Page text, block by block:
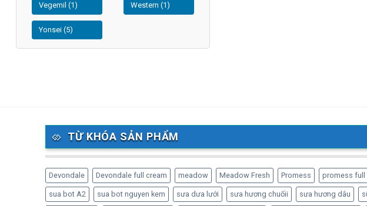
Vegemil (1) Western (1)
Yonsei (5)
TỪ KHÓA SẢN PHẨM
Devondale Devondale full cream meadow Meadow Fresh Promess promess full
sua bot A2 sua bot nguyen kem sưa dưa lưới sưa hương chuốii sưa hương dâu